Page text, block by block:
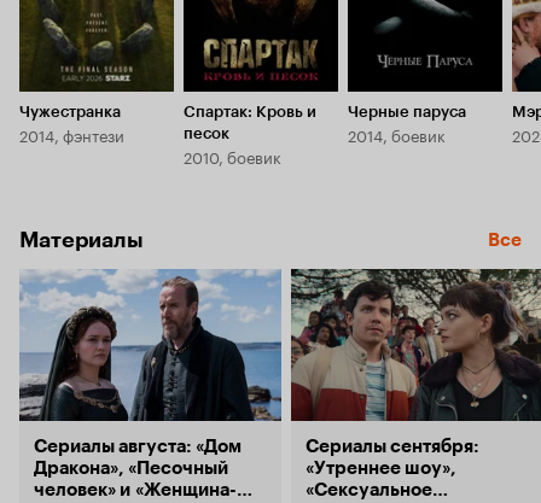
Чужестранка
2014, фэнтези
Спартак: Кровь и
песок
2010, боевик
Черные паруса
2014, боевик
Материалы Все
Сериалы августа: «Дом
Дракона», «Песочный
человек» и «Женщина-
Сериалы сентября:
«Утреннее шоу»,
«Сексуальное